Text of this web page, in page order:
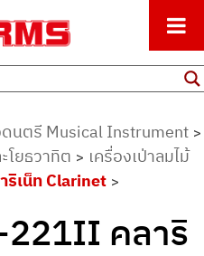
มต้นถึงมืออาชีพ
ดนตรี Musical Instrument >
โยธวาทิต > เครื่องเป่าลมไม้
ริเน็ท Clarinet >
221II คลาริ